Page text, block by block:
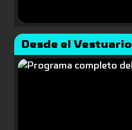
Desde el Vestuario